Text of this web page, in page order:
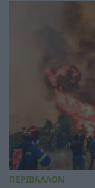
ΠΕΡΙΒΑΛΛΟΝ